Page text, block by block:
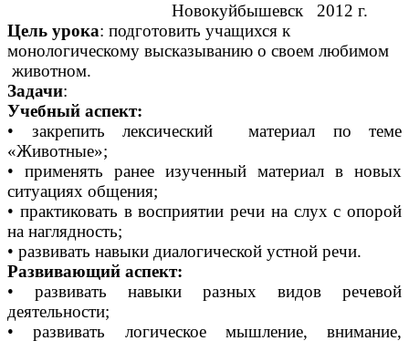
Новокуйбышевск 2012 г.
Цель урока: подготовить учащихся к
монологическому высказыванию о своем любимом
животном.
Задачи:
Учебный аспект:
• закрепить лексический материал по теме
«Животные»;
• применять ранее изученный материал в новых
ситуациях общения;
• практиковать в восприятии речи на слух с опорой
на наглядность;
• развивать навыки диалогической устной речи.
Развивающий аспект:
• развивать навыки разных видов речевой
деятельности;
• развивать логическое мышление, внимание,